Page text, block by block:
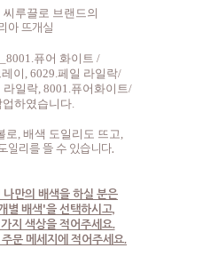
씨루끌로 브랜드의
아 뜨개실
퓨어 화이트 /
이, 6029.페일 라일락/
라일락, 8001.퓨어화이트/
업하였습니다.
로, 배색 도일리도 뜨고,
일리를 뜰 수 있습니다.
만의 배색을 하실 분은
별 배색'을 선택하시고,
지 색상을 적어주세요.
문 메세지에 적어주세요.